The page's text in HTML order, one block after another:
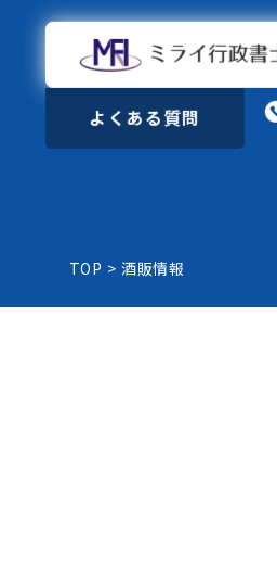
よくある質問
TOP > 酒販情報